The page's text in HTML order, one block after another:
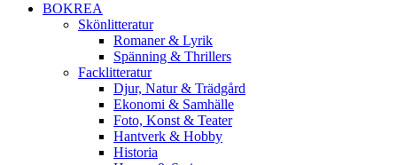
BOKREA
Skönlitteratur
Romaner & Lyrik
Spänning & Thrillers
Facklitteratur
Djur, Natur & Trädgård
Ekonomi & Samhälle
Foto, Konst & Teater
Hantverk & Hobby
Historia